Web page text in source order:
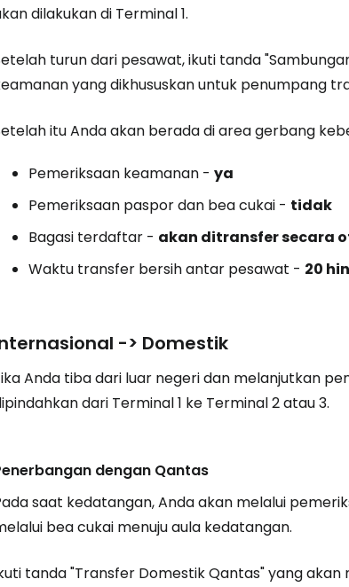
dilakukan di Terminal 1.
turun dari pesawat, ikuti tanda
yang dikhususkan untuk penumpang
itu Anda akan berada di area gerbang
Pemeriksaan keamanan - ya
Pemeriksaan paspor dan bea cukai - tidak
Bagasi terdaftar - akan ditransfer secara
Waktu transfer bersih antar pesawat - 20
-> Domestik
Anda tiba dari luar negeri dan melanjutkan
dari Terminal 1 ke Terminal 2 atau 3.
dengan Qantas
saat kedatangan, Anda akan melalui
bea cukai menuju aula kedatangan.
tanda "Transfer Domestik Qantas" yang